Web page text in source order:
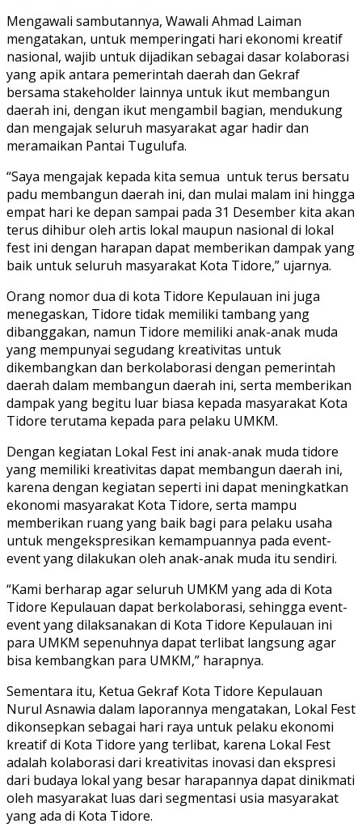
Mengawali sambutannya, Wawali Ahmad Laiman
mengatakan, untuk memperingati hari ekonomi kreatif
nasional, wajib untuk dijadikan sebagai dasar kolaborasi
yang apik antara pemerintah daerah dan Gekraf
bersama stakeholder lainnya untuk ikut membangun
daerah ini, dengan ikut mengambil bagian, mendukung
dan mengajak seluruh masyarakat agar hadir dan
meramaikan Pantai Tugulufa.
“Saya mengajak kepada kita semua untuk terus bersatu
padu membangun daerah ini, dan mulai malam ini hingga
empat hari ke depan sampai pada 31 Desember kita akan
terus dihibur oleh artis lokal maupun nasional di lokal
fest ini dengan harapan dapat memberikan dampak yang
baik untuk seluruh masyarakat Kota Tidore,” ujarnya.
Orang nomor dua di kota Tidore Kepulauan ini juga
menegaskan, Tidore tidak memiliki tambang yang
dibanggakan, namun Tidore memiliki anak-anak muda
yang mempunyai segudang kreativitas untuk
dikembangkan dan berkolaborasi dengan pemerintah
daerah dalam membangun daerah ini, serta memberikan
dampak yang begitu luar biasa kepada masyarakat Kota
Tidore terutama kepada para pelaku UMKM.
Dengan kegiatan Lokal Fest ini anak-anak muda tidore
yang memiliki kreativitas dapat membangun daerah ini,
karena dengan kegiatan seperti ini dapat meningkatkan
ekonomi masyarakat Kota Tidore, serta mampu
memberikan ruang yang baik bagi para pelaku usaha
untuk mengekspresikan kemampuannya pada event-
event yang dilakukan oleh anak-anak muda itu sendiri.
“Kami berharap agar seluruh UMKM yang ada di Kota
Tidore Kepulauan dapat berkolaborasi, sehingga event-
event yang dilaksanakan di Kota Tidore Kepulauan ini
para UMKM sepenuhnya dapat terlibat langsung agar
bisa kembangkan para UMKM,” harapnya.
Sementara itu, Ketua Gekraf Kota Tidore Kepulauan
Nurul Asnawia dalam laporannya mengatakan, Lokal Fest
dikonsepkan sebagai hari raya untuk pelaku ekonomi
kreatif di Kota Tidore yang terlibat, karena Lokal Fest
adalah kolaborasi dari kreativitas inovasi dan ekspresi
dari budaya lokal yang besar harapannya dapat dinikmati
oleh masyarakat luas dari segmentasi usia masyarakat
yang ada di Kota Tidore.